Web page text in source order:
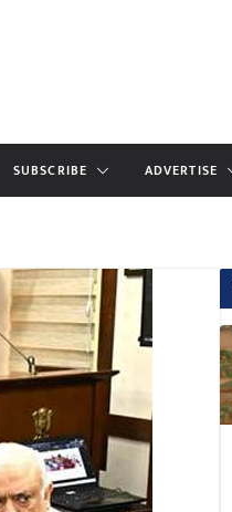
SUBSCRIBE ADVERTISE